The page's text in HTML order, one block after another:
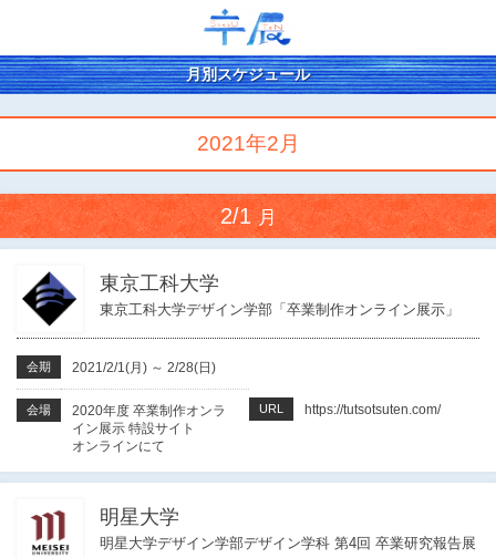
月別スケジュール
2021年2月
2/1月
東京工科大学
東京工科大学デザイン学部「卒業制作オンライン展示」
会期 2021/2/1(月) ～ 2/28(日)
会場
2020年度 卒業制作オンラ
イン展示 特設サイト
オンラインにて
URL https://tutsotsuten.com/
明星大学
明星大学デザイン学部デザイン学科 第4回 卒業研究報告展